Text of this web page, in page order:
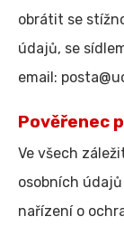
obrátit se
údajů, se
email:
Pověřenec
Ve všech
osobních
nařízení o